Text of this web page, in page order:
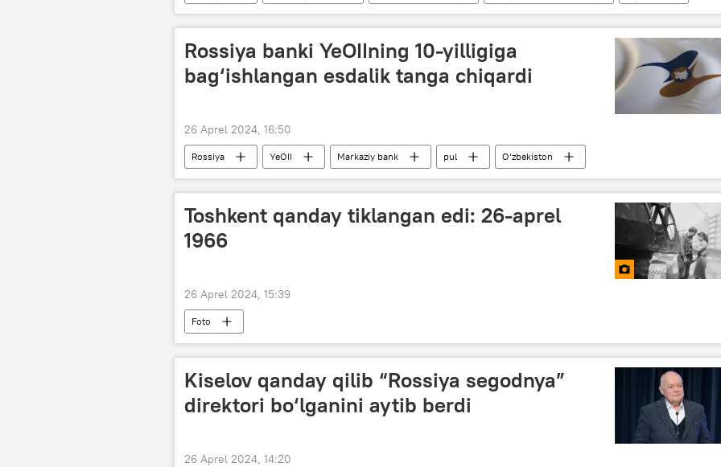
Rossiya banki YeOIIning 10-yilligiga
bag‘ishlangan esdalik tanga chiqardi
26 Aprel 2024, 16:50
Rossiya YeOII Markaziy bank pul
O‘zbekiston
O‘zbekiston - Rossiya
O‘zbekiston va YeOII
Toshkent qanday tiklangan edi: 26-aprel
1966
26 Aprel 2024, 15:39
Foto
Kiselov qanday qilib “Rossiya segodnya”
direktori bo‘lganini aytib berdi
26 Aprel 2024, 14:20